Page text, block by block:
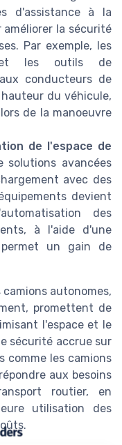
d'assistance à la
la sécurité
Par exemple, les
et les outils de
conducteurs de
du véhicule,
de la manoeuvre
de l'espace de
solutions avancées
avec des
devient
des
à l'aide d'une
un gain de
autonomes,
promettent de
l'espace et le
sécurité accrue sur
comme les camions
aux besoins
routier, en
utilisation des